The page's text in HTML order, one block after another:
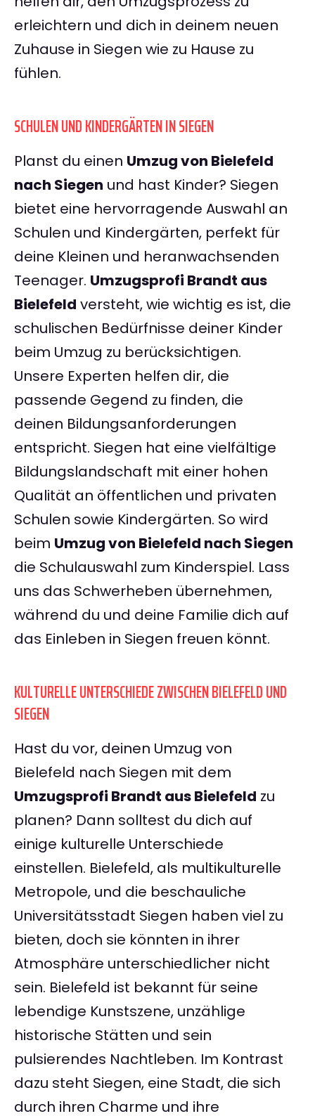
erleichtern und dich in deinem neuen
Zuhause in Siegen wie zu Hause zu
fühlen.
SCHULEN UND KINDERGÄRTEN IN SIEGEN
Planst du einen Umzug von Bielefeld
nach Siegen und hast Kinder? Siegen
bietet eine hervorragende Auswahl an
Schulen und Kindergärten, perfekt für
deine Kleinen und heranwachsenden
Teenager. Umzugsprofi Brandt aus
Bielefeld versteht, wie wichtig es ist, die
schulischen Bedürfnisse deiner Kinder
beim Umzug zu berücksichtigen.
Unsere Experten helfen dir, die
passende Gegend zu finden, die
deinen Bildungsanforderungen
entspricht. Siegen hat eine vielfältige
Bildungslandschaft mit einer hohen
Qualität an öffentlichen und privaten
Schulen sowie Kindergärten. So wird
beim Umzug von Bielefeld nach Siegen
die Schulauswahl zum Kinderspiel. Lass
uns das Schwerheben übernehmen,
während du und deine Familie dich auf
das Einleben in Siegen freuen könnt.
KULTURELLE UNTERSCHIEDE ZWISCHEN BIELEFELD UND
SIEGEN
Hast du vor, deinen Umzug von
Bielefeld nach Siegen mit dem
Umzugsprofi Brandt aus Bielefeld zu
planen? Dann solltest du dich auf
einige kulturelle Unterschiede
einstellen. Bielefeld, als multikulturelle
Metropole, und die beschauliche
Universitätsstadt Siegen haben viel zu
bieten, doch sie könnten in ihrer
Atmosphäre unterschiedlicher nicht
sein. Bielefeld ist bekannt für seine
lebendige Kunstszene, unzählige
historische Stätten und sein
pulsierendes Nachtleben. Im Kontrast
dazu steht Siegen, eine Stadt, die sich
durch ihren Charme und ihre